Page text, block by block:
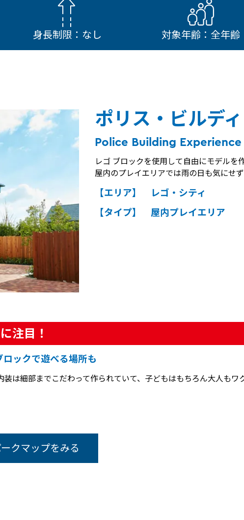
身長制限：なし 対象年齢：全年齢
ポリス・ビルデ
Police Building Experience
レゴ ブロックを使用して自由にモデルを
屋内のプレイエリアでは雨の日も気にせ
【エリア】 レゴ・シティ
【タイプ】 屋内プレイエリア
注目！
ロックで遊べる場所も
装は細部までこだわって作られていて、子どもはもちろん大人もワ
クマップをみる